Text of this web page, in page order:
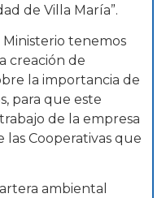
de Villa María”.
Ministerio tenemos
creación de
la importancia de
para que este
de la empresa
Cooperativas que
ambiental